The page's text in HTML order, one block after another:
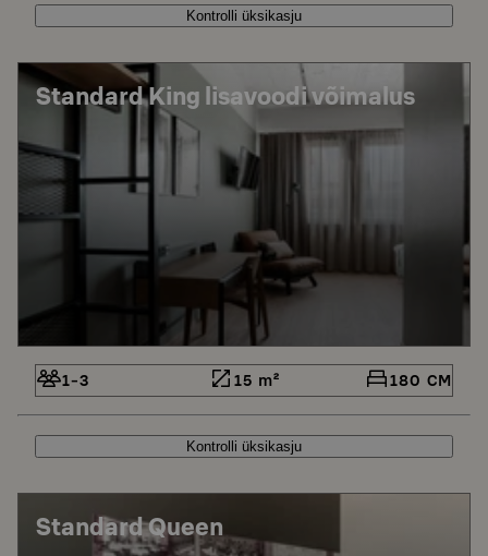
Kontrolli üksikasju
Standard King lisavoodi võimalus
1-3 15 m² 180 CM
Kontrolli üksikasju
Standard Queen